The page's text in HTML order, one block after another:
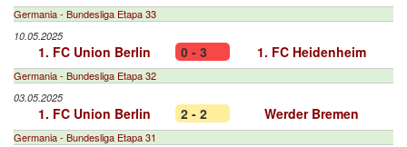
Germania - Bundesliga Etapa 33
10.05.2025
1. FC Union Berlin 0 - 3 1. FC Heidenheim
Germania - Bundesliga Etapa 32
03.05.2025
1. FC Union Berlin 2 - 2 Werder Bremen
Germania - Bundesliga Etapa 31